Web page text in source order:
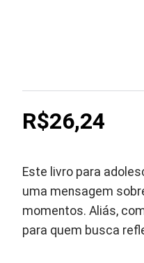
R$26,24
Este livro para
uma mensagem
momentos. Aliás,
para quem busca